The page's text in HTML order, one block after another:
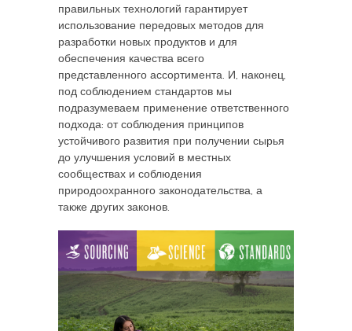
правильных технологий гарантирует
использование передовых методов для
разработки новых продуктов и для
обеспечения качества всего
представленного ассортимента. И, наконец,
под соблюдением стандартов мы
подразумеваем применение ответственного
подхода: от соблюдения принципов
устойчивого развития при получении сырья
до улучшения условий в местных
сообществах и соблюдения
природоохранного законодательства, а
также других законов.